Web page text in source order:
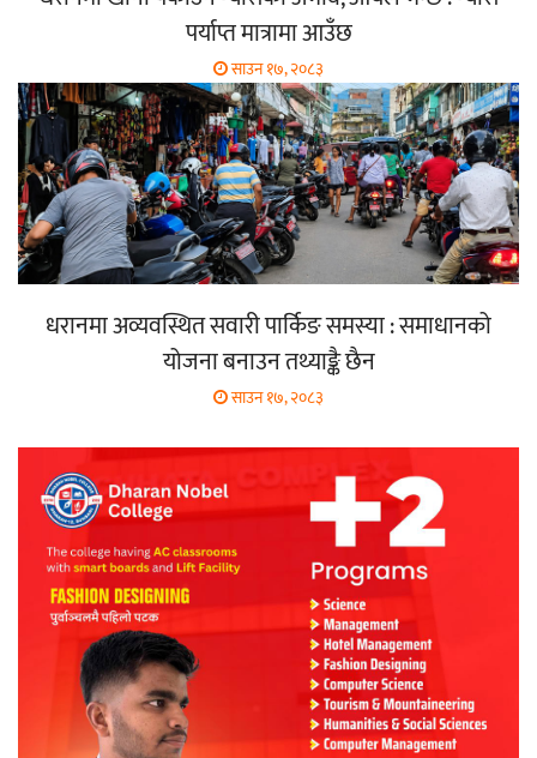
पर्याप्त मात्रामा आउँछ
साउन १७, २०८३
धरानमा अव्यवस्थित सवारी पार्किङ समस्या : समाधानको
योजना बनाउन तथ्याङ्कै छैन
साउन १७, २०८३